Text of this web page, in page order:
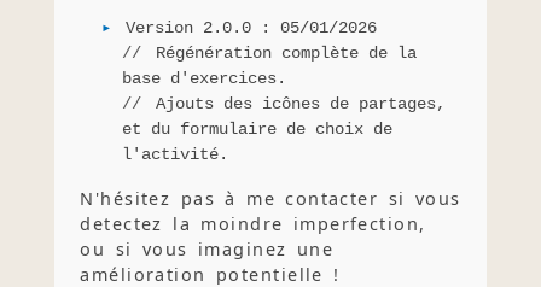
Version 2.0.0 : 05/01/2026
Régénération complète de la
base d'exercices.
Ajouts des icônes de partages,
et du formulaire de choix de
l'activité.
N'hésitez pas à me contacter si vous
detectez la moindre imperfection,
ou si vous imaginez une
amélioration potentielle !